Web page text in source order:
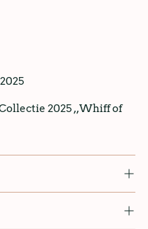
2025 ,,Whiff of